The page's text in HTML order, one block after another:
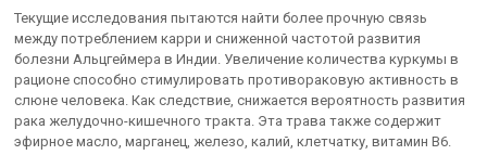
Текущие исследования пытаются найти более прочную связь
между потреблением карри и сниженной частотой развития
болезни Альцгеймера в Индии. Увеличение количества куркумы в
рационе способно стимулировать противораковую активность в
слюне человека. Как следствие, снижается вероятность развития
рака желудочно-кишечного тракта. Эта трава также содержит
эфирное масло, марганец, железо, калий, клетчатку, витамин B6.